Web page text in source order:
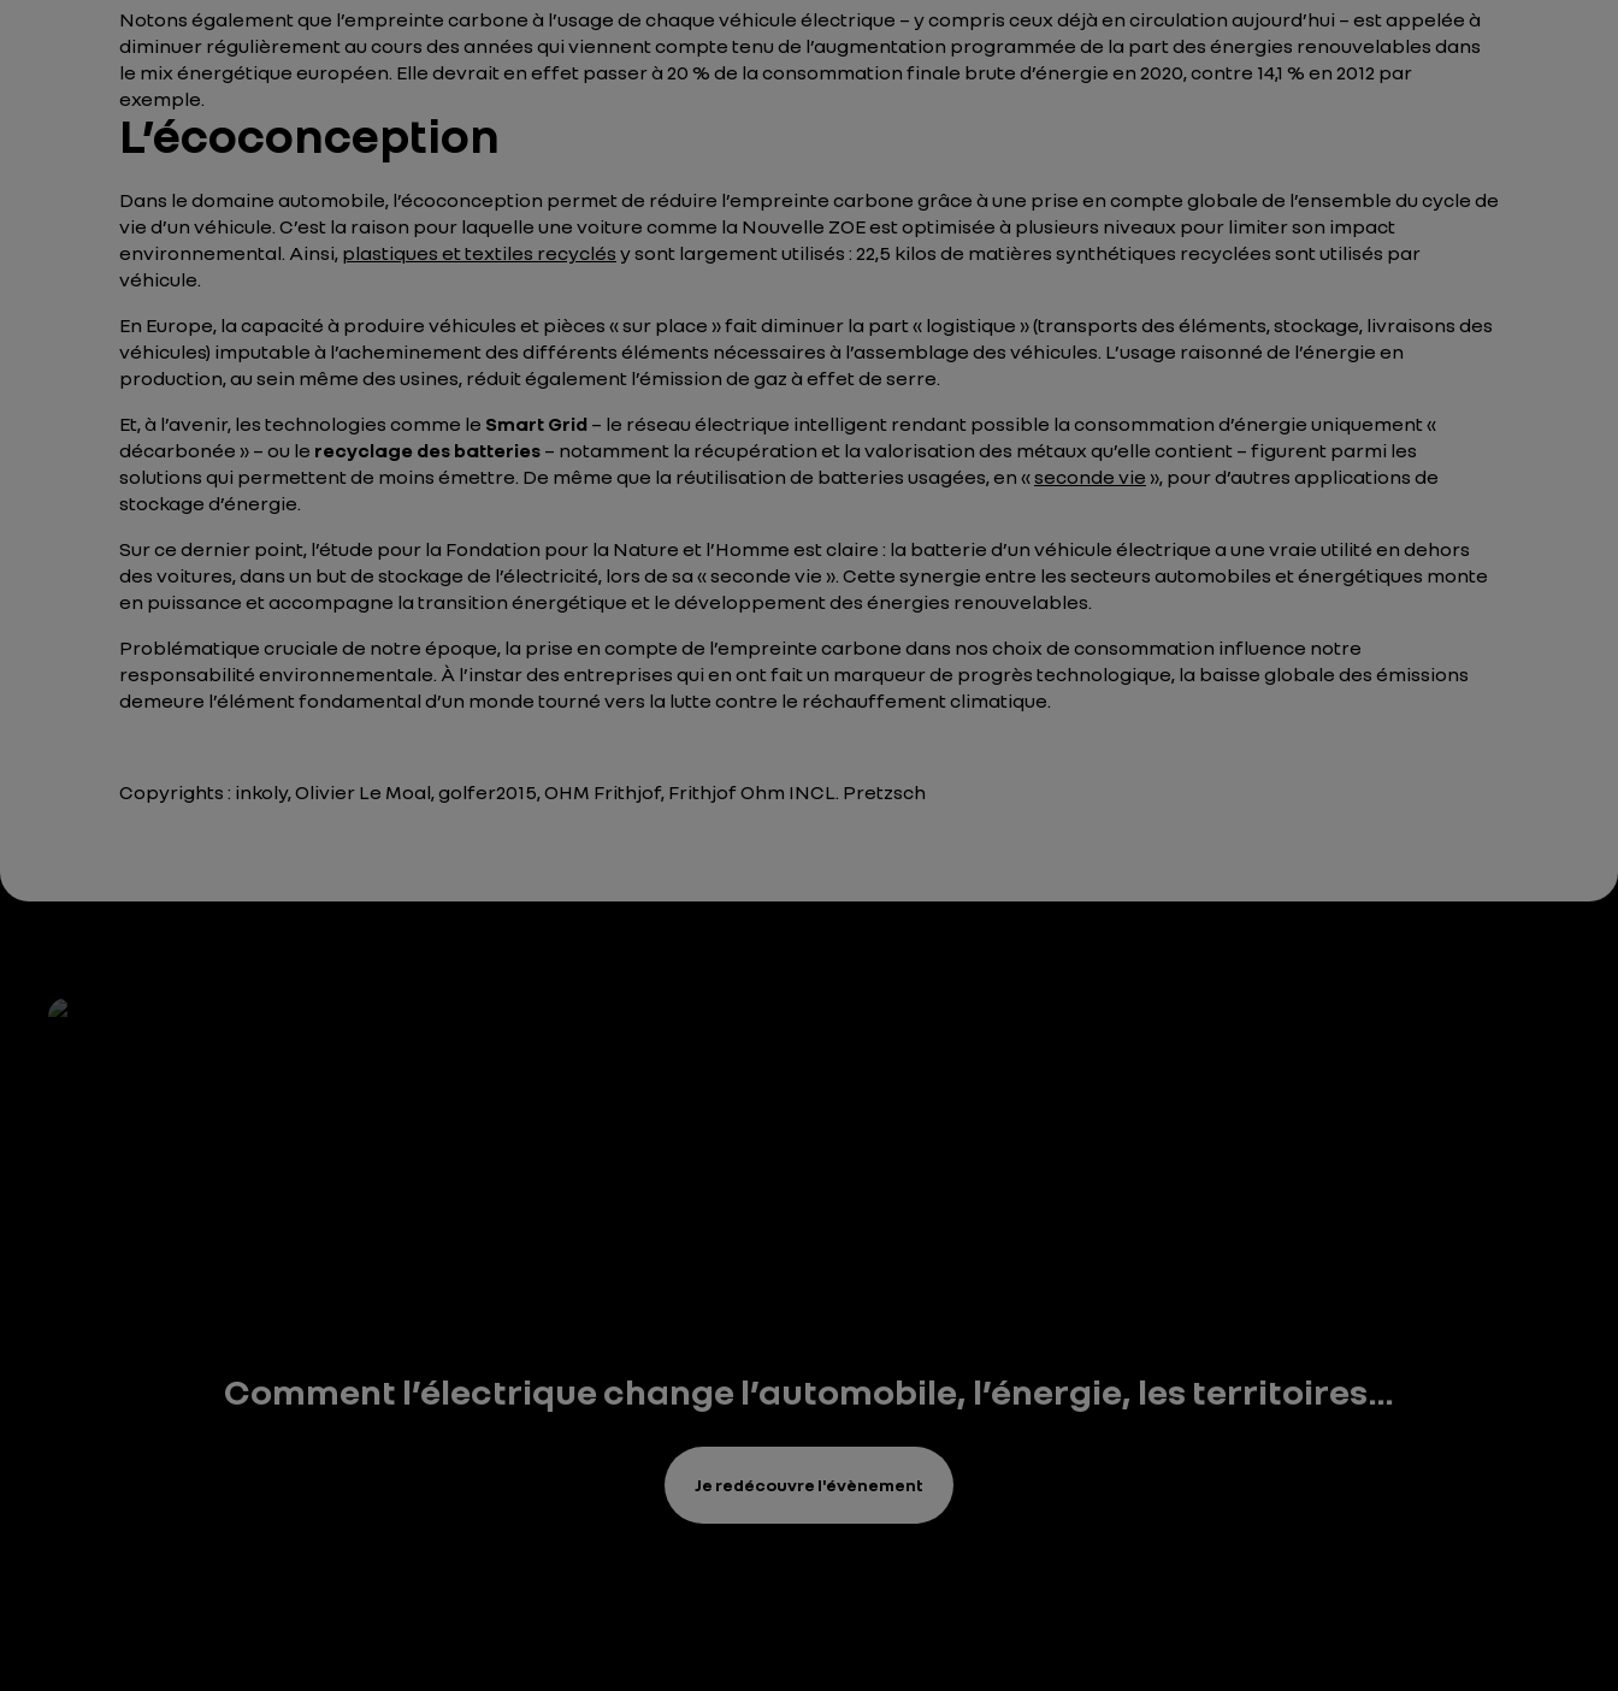
Notons également que l’empreinte carbone à l’usage de chaque véhicule électrique – y compris ceux déjà en circulation aujourd’hui – est appelée à
diminuer régulièrement au cours des années qui viennent compte tenu de l’augmentation programmée de la part des énergies renouvelables dans
le mix énergétique européen. Elle devrait en effet passer à 20 % de la consommation finale brute d’énergie en 2020, contre 14,1 % en 2012 par
exemple.
L’écoconception
Dans le domaine automobile, l’écoconception permet de réduire l’empreinte carbone grâce à une prise en compte globale de l’ensemble du cycle de
vie d’un véhicule. C’est la raison pour laquelle une voiture comme la Nouvelle ZOE est optimisée à plusieurs niveaux pour limiter son impact
environnemental. Ainsi, plastiques et textiles recyclés y sont largement utilisés : 22,5 kilos de matières synthétiques recyclées sont utilisés par
véhicule.
En Europe, la capacité à produire véhicules et pièces « sur place » fait diminuer la part « logistique » (transports des éléments, stockage, livraisons des
véhicules) imputable à l’acheminement des différents éléments nécessaires à l’assemblage des véhicules. L’usage raisonné de l’énergie en
production, au sein même des usines, réduit également l’émission de gaz à effet de serre.
Et, à l’avenir, les technologies comme le Smart Grid – le réseau électrique intelligent rendant possible la consommation d’énergie uniquement «
décarbonée » – ou le recyclage des batteries – notamment la récupération et la valorisation des métaux qu’elle contient – figurent parmi les
solutions qui permettent de moins émettre. De même que la réutilisation de batteries usagées, en «seconde vie », pour d’autres applications de
stockage d’énergie.
Sur ce dernier point, l’étude pour la Fondation pour la Nature et l’Homme est claire : la batterie d’un véhicule électrique a une vraie utilité en dehors
des voitures, dans un but de stockage de l’électricité, lors de sa « seconde vie ». Cette synergie entre les secteurs automobiles et énergétiques monte
en puissance et accompagne la transition énergétique et le développement des énergies renouvelables.
Problématique cruciale de notre époque, la prise en compte de l’empreinte carbone dans nos choix de consommation influence notre
responsabilité environnementale. À l’instar des entreprises qui en ont fait un marqueur de progrès technologique, la baisse globale des émissions
demeure l’élément fondamental d’un monde tourné vers la lutte contre le réchauffement climatique.
Copyrights : inkoly, Olivier Le Moal, golfer2015, OHM Frithjof, Frithjof Ohm INCL. Pretzsch
Comment l’électrique change l’automobile, l’énergie, les territoires…
Je redécouvre l'évènement